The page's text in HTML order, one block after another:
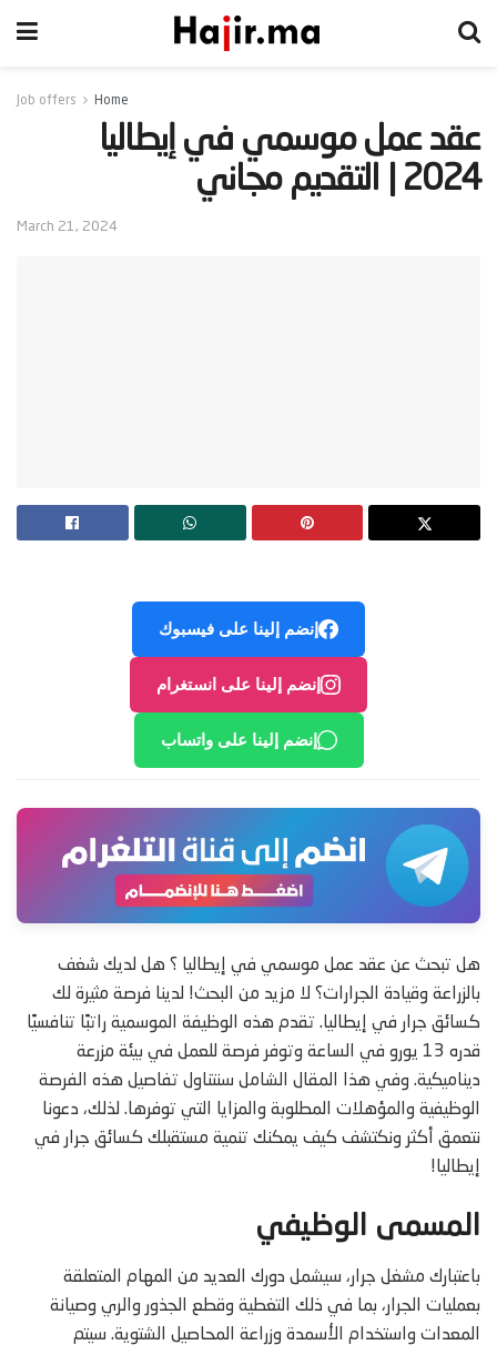
Home
Job offers
‫عقد عمل موسمي في إيطاليا
2024 | التقديم مجاني‬
March 21, 2024
إنضم إلينا على فيسبوك
إنضم إلينا على انستغرام
إنضم إلينا على واتساب
هل تبحث عن عقد عمل موسمي في إيطاليا ؟ هل لديك شغف
بالزراعة وقيادة الجرارات؟ لا مزيد من البحث! لدينا فرصة مثيرة لك
كسائق جرار في إيطاليا. تقدم هذه الوظيفة الموسمية راتبًا تنافسيًا
قدره 13 يورو في الساعة وتوفر فرصة للعمل في بيئة مزرعة
ديناميكية. وفي هذا المقال الشامل سنتناول تفاصيل هذه الفرصة
الوظيفية والمؤهلات المطلوبة والمزايا التي توفرها. لذلك، دعونا
نتعمق أكثر ونكتشف كيف يمكنك تنمية مستقبلك كسائق جرار في
إيطاليا!
المسمى الوظيفي
باعتبارك مشغل جرار، سيشمل دورك العديد من المهام المتعلقة
بعمليات الجرار، بما في ذلك التغطية وقطع الجذور والري وصيانة
المعدات واستخدام الأسمدة وزراعة المحاصيل الشتوية. سيتم